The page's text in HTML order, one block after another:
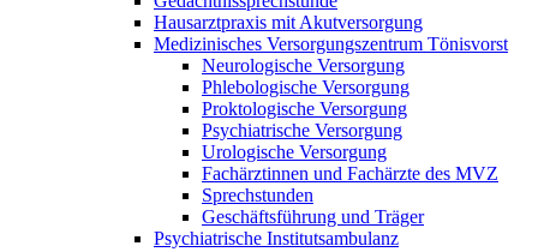
Hausarztpraxis mit Akutversorgung
Medizinisches Versorgungszentrum Tönisvorst
Neurologische Versorgung
Phlebologische Versorgung
Proktologische Versorgung
Psychiatrische Versorgung
Urologische Versorgung
Fachärztinnen und Fachärzte des MVZ
Sprechstunden
Geschäftsführung und Träger
Psychiatrische Institutsambulanz